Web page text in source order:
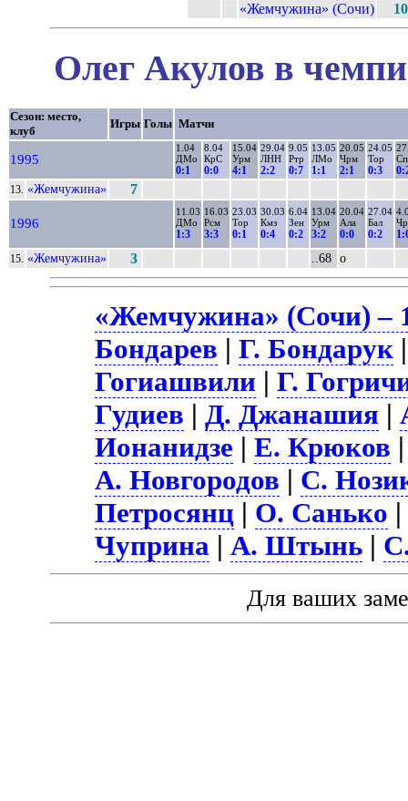
«Жемчужина» (Сочи) 10
Олег Акулов в
Сезон: место,
клуб
Игры Голы Матчи
1995
1.04
ДМо
0:1
8.04
КрС
0:0
15.04
Урм
4:1
29.04
ЛНН
2:2
9.05
Ртр
0:7
13.05
ЛМо
1:1
20.05
Чрм
2:1
24.05
Тор
0:3
13. «Жемчужина» 7
1996
11.03
ДМо
1:3
16.03
Рсм
3:3
23.03
Тор
0:1
30.03
Кмз
0:4
6.04
Зен
0:2
13.04
Урм
3:2
20.04
Ала
0:0
27.04
Бал
0:2
15. «Жемчужина» 3 ..68 о
«Жемчужина» (Сочи) –
Бондарев |Г. Бондарук
Гогиашвили |Г.
Гудиев |Д. Джанашия |
Ионанидзе |Е. Крюков
А. Новгородов | С.
Петросянц | О. Санько
Чуприна |А. Штынь |
Для ваших